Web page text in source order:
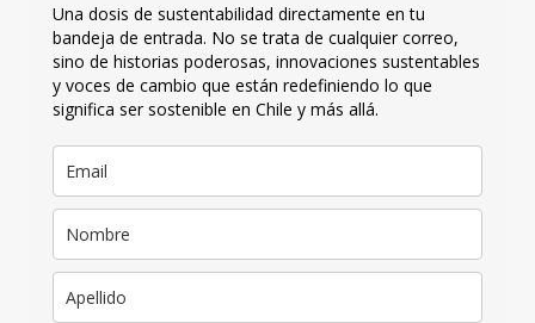
Una dosis de sustentabilidad directamente en tu
bandeja de entrada. No se trata de cualquier correo,
sino de historias poderosas, innovaciones sustentables
y voces de cambio que están redefiniendo lo que
significa ser sostenible en Chile y más allá.